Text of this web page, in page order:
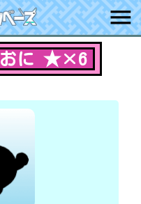
おに ★×6